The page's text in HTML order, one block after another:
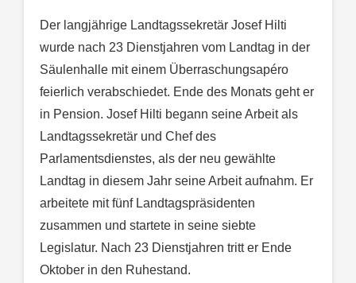
Der langjährige Landtagssekretär Josef Hilti
wurde nach 23 Dienstjahren vom Landtag in der
Säulenhalle mit einem Überraschungsapéro
feierlich verabschiedet. Ende des Monats geht er
in Pension. Josef Hilti begann seine Arbeit als
Landtagssekretär und Chef des
Parlamentsdienstes, als der neu gewählte
Landtag in diesem Jahr seine Arbeit aufnahm. Er
arbeitete mit fünf Landtagspräsidenten
zusammen und startete in seine siebte
Legislatur. Nach 23 Dienstjahren tritt er Ende
Oktober in den Ruhestand.